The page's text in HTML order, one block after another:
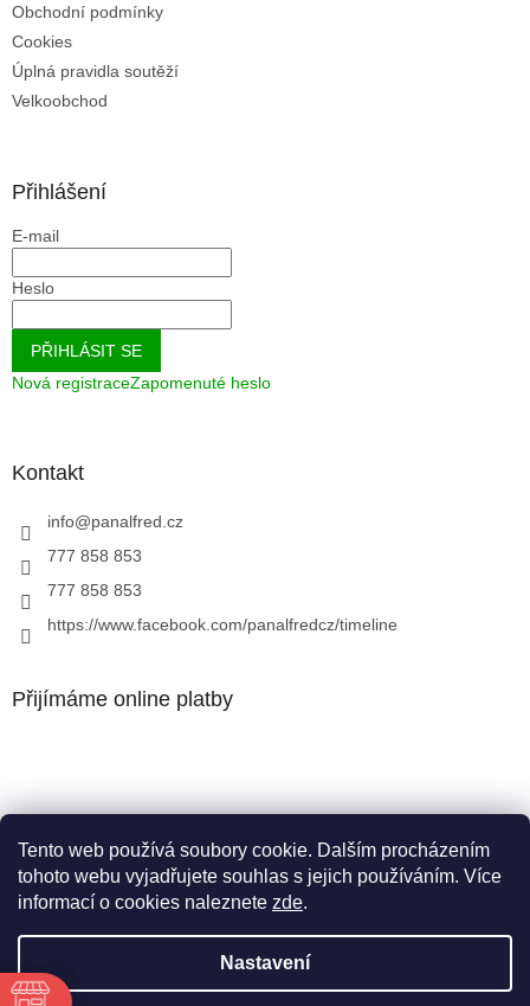
Tento web používá soubory cookie. Dalším procházením
tohoto webu vyjadřujete souhlas s jejich používáním. Více
informací o cookies naleznete zde.
Nastavení
Obchodní podmínky
Cookies
Úplná pravidla soutěží
Velkoobchod
Přihlášení
E-mail
Heslo
PŘIHLÁSIT SE
Nová registraceZapomenuté heslo
Kontakt
info@panalfred.cz
777 858 853
777 858 853
https://www.facebook.com/panalfredcz/timeline
Přijímáme online platby
Facebook
Vytvořil Shoptet